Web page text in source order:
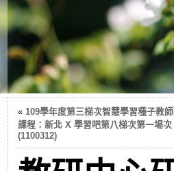
« 109學年度第三梯次智慧學習種子教
課程：新北 X 學習吧第八梯次第一場次
(1100312)